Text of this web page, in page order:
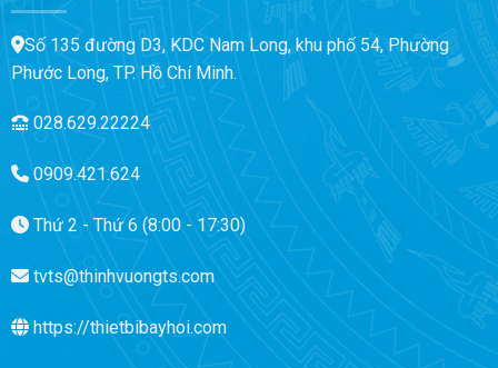
Số 135 đường D3, KDC Nam Long, khu phố 54, Phường
Phước Long, TP. Hồ Chí Minh.
028.629.22224
0909.421.624
Thứ 2 - Thứ 6 (8:00 - 17:30)
tvts@thinhvuongts.com
https://thietbibayhoi.com